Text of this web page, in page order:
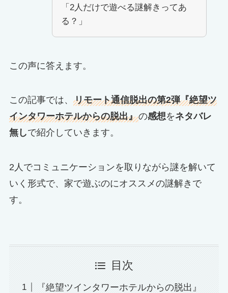
「2人だけで遊べる謎解きってあ
る？」
この声に答えます。
この記事では、 リモート通信脱出の第2弾『絶望ツ
インタワーホテルからの脱出』の感想をネタバレ
無しで紹介していきます。
2人でコミュニケーションを取りながら謎を解いて
いく形式で、家で遊ぶのにオススメの謎解きで
す。
目次
『絶望ツインタワーホテルからの脱出』